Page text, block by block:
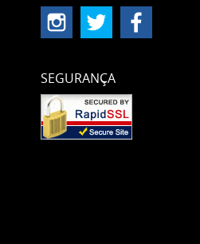
SEGURANÇA